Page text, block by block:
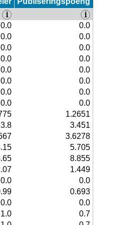
0.0
0.0
0.0
0.0
0.0
0.0
0.0
0.0
0.0
0.0
0.0
0.0
0.0
0.0
0.0
0.0
1.2651
3.8
3.451
3.6278
5.705
8.855
1.449
0.0
0.0
0.693
0.0
0.0
1.0
0.7